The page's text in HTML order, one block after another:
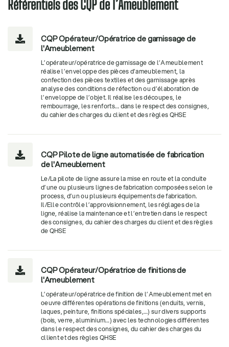
Référentiels des CQP de l’Ameublement

CQP Opérateur/Opératrice de garnissage de
l'Ameublement
L’opérateur/opératrice de garnissage de l’Ameublement
réalise l’enveloppe des pièces d’ameublement, la
confection des pièces textiles et des garnissage après
analyse des conditions de réfection ou d’élaboration de
l’enveloppe de l’objet. Il réalise les découpes, le
rembourrage, les renforts… dans le respect des consignes,
du cahier des charges du client et des règles QHSE

CQP Pilote de ligne automatisée de fabrication
de l'Ameublement
Le/La pilote de ligne assure la mise en route et la conduite
d’une ou plusieurs lignes de fabrication composées selon le
process, d’un ou plusieurs équipements de fabrication.
Il/Elle contrôle l’approvisionnement, les réglages de la
ligne, réalise la maintenance et l’entretien dans le respect
des consignes, du cahier des charges du client et des règles
de QHSE

CQP Opérateur/Opératrice de finitions de
l'Ameublement
L’opérateur/opératrice de finition de l’Ameublement met en
oeuvre différentes opérations de finitions (enduits, vernis,
laques, peinture, finitions spéciales,…) sur divers supports
(bois, verre, aluminium…) avec les technologies différentes
dans le respect des consignes, du cahier des charges du
cllient et des règles QHSE